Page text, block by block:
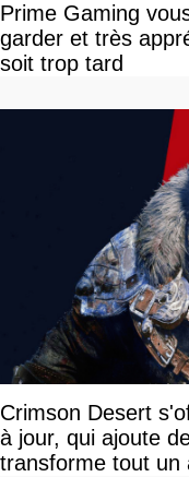
Prime Gaming
garder et très
soit trop tard
Crimson Desert
à jour, qui ajoute
transforme tout un